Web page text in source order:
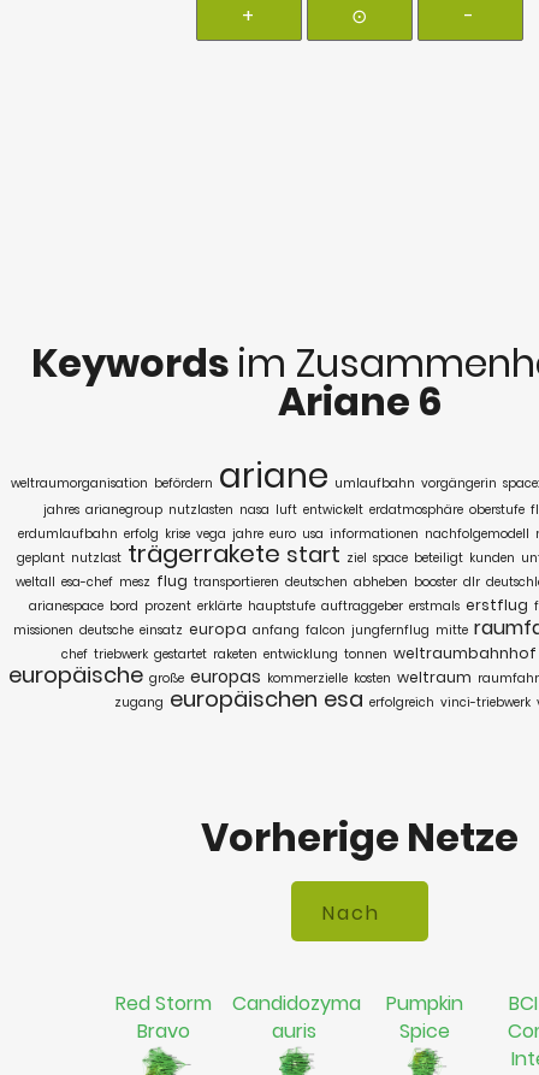
+ ⊙ -
Keywords im
Ariane 6
weltraumorganisation befördern ariane umlaufbahn vorgängerin
jahres arianegroup nutzlasten nasa luft entwickelt erdatmosphäre oberstufe
erdumlaufbahn erfolg krise vega jahre euro usa informationen nachfolgemodell
geplant nutzlast trägerrakete start ziel space beteiligt kunden
weltall esa-chef mesz flug transportieren deutschen abheben booster dlr
arianespace bord prozent erklärte hauptstufe auftraggeber erstmals erstflug
missionen deutsche einsatz europa anfang falcon jungfernflug mitte
chef triebwerk gestartet raketen entwicklung tonnen weltraumbahnhof
europäische große europas kommerzielle kosten weltraum
zugang europäischen esa erfolgreich vinci-triebwerk
Vorherige Netze
Red Storm
Bravo
Candidozyma
auris
Pumpkin
Spice